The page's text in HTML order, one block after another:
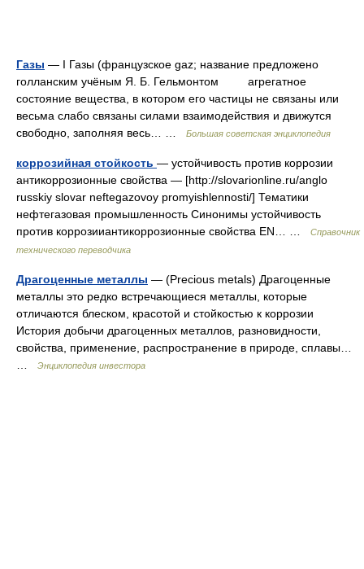
Газы — I Газы (французское gaz; название предложено
голланским учёным Я. Б. Гельмонтом агрегатное
состояние вещества, в котором его частицы не связаны или
весьма слабо связаны силами взаимодействия и движутся
свободно, заполняя весь… …
Большая советская энциклопедия
коррозийная стойкость — устойчивость против коррозии
антикоррозионные свойства — [http://slovarionline.ru/anglo
russkiy slovar neftegazovoy promyishlennosti/] Тематики
нефтегазовая промышленность Синонимы устойчивость
против коррозииантикоррозионные свойства EN… …
Справочник
технического переводчика
Драгоценные металлы — (Precious metals) Драгоценные
металлы это редко встречающиеся металлы, которые
отличаются блеском, красотой и стойкостью к коррозии
История добычи драгоценных металлов, разновидности,
свойства, применение, распространение в природе, сплавы…
Энциклопедия инвестора